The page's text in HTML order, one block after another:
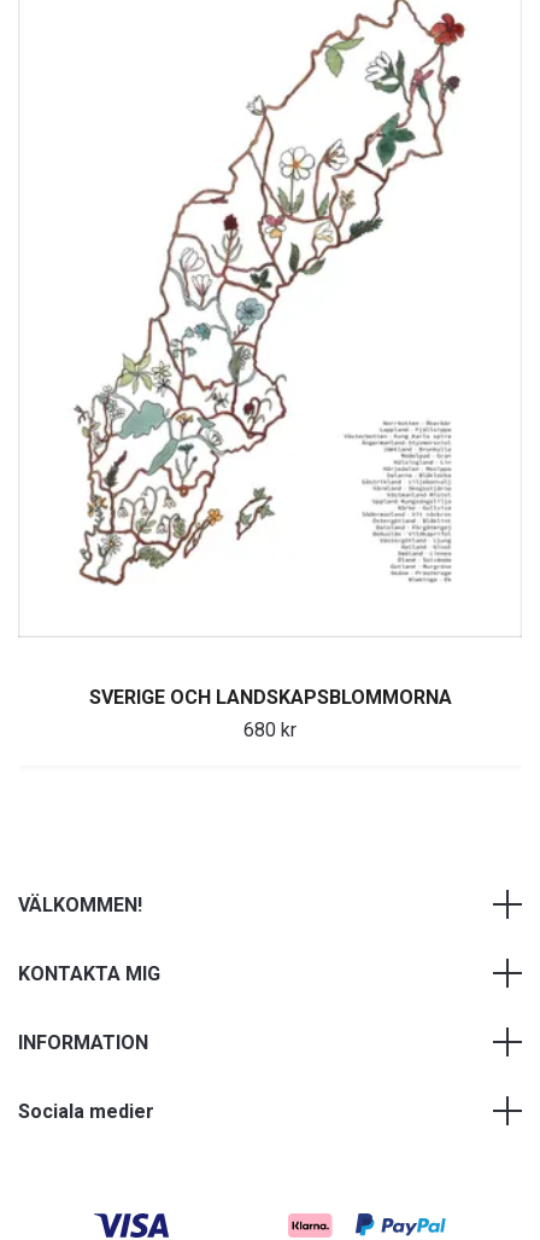
SVERIGE OCH LANDSKAPSBLOMMORNA
680 kr
VÄLKOMMEN!
KONTAKTA MIG
INFORMATION
Sociala medier